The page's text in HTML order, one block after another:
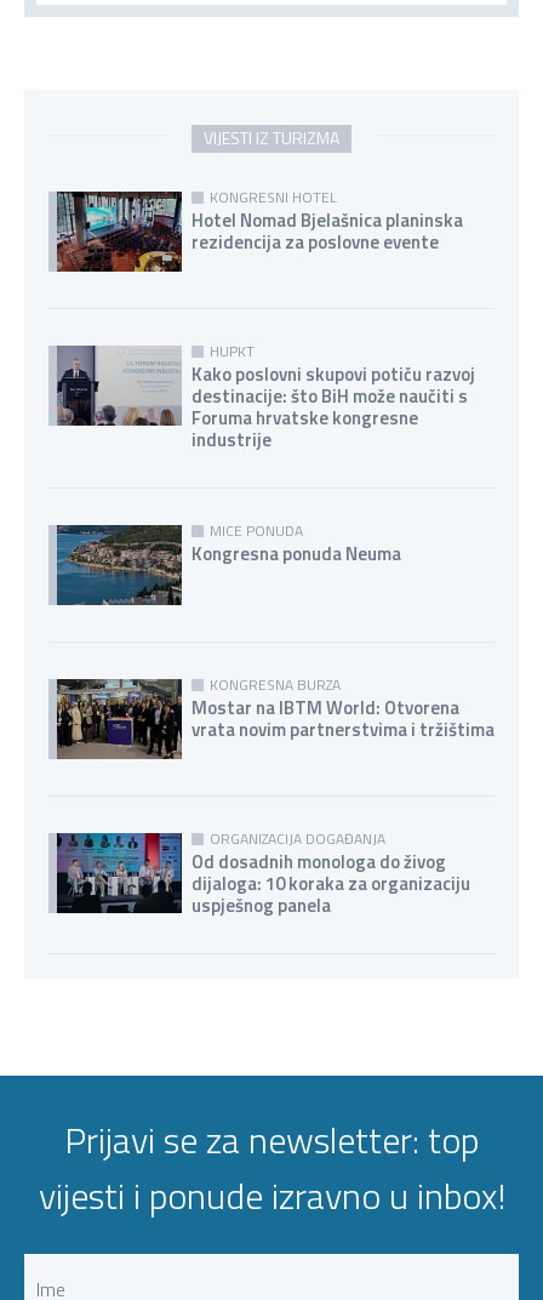
VIJESTI IZ TURIZMA
KONGRESNI HOTEL
Hotel Nomad Bjelašnica planinska
rezidencija za poslovne evente
HUPKT
Kako poslovni skupovi potiču razvoj
destinacije: što BiH može naučiti s
Foruma hrvatske kongresne
industrije
MICE PONUDA
Kongresna ponuda Neuma
KONGRESNA BURZA
Mostar na IBTM World: Otvorena
vrata novim partnerstvima i tržištima
ORGANIZACIJA DOGAĐANJA
Od dosadnih monologa do živog
dijaloga: 10 koraka za organizaciju
uspješnog panela
Prijavi se za newsletter: top
vijesti i ponude izravno u inbox!